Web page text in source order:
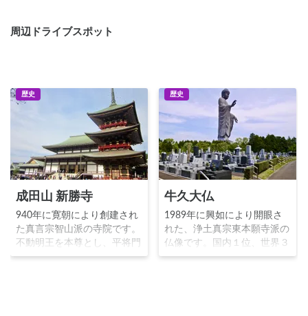
周辺ドライブスポット
歴史
成田山 新勝寺
940年に寛朝により創建され
た真言宗智山派の寺院です。
不動明王を本尊とし、平将門
の乱を鎮めることを望んだ朝
歴史
牛久大仏
1989年に興如により開眼さ
れた、浄土真宗東本願寺派の
仏像です。国内１位、世界３
位の120mの高さを誇り、ギ